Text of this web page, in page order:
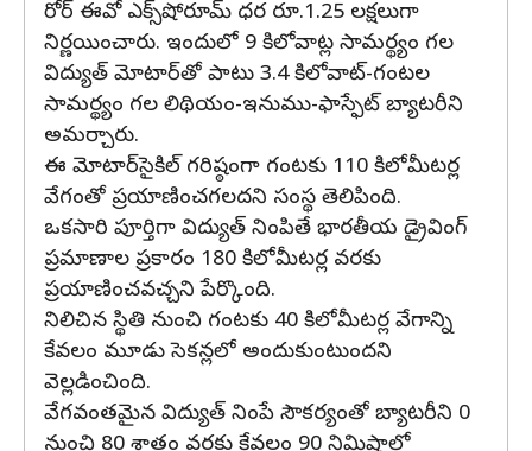
రోర్ ఈవో ఎక్స్‌షోరూమ్ ధర రూ.1.25 లక్షలుగా
నిర్ణయించారు. ఇందులో 9 కిలోవాట్ల సామర్థ్యం గల
విద్యుత్ మోటార్‌తో పాటు 3.4 కిలోవాట్-గంటల
సామర్థ్యం గల లిథియం-ఇనుము-ఫాస్ఫేట్ బ్యాటరీని
అమర్చారు.
ఈ మోటార్‌సైకిల్ గరిష్ఠంగా గంటకు 110 కిలోమీటర్ల
వేగంతో ప్రయాణించగలదని సంస్థ తెలిపింది.
ఒకసారి పూర్తిగా విద్యుత్ నింపితే భారతీయ డ్రైవింగ్
ప్రమాణాల ప్రకారం 180 కిలోమీటర్ల వరకు
ప్రయాణించవచ్చని పేర్కొంది.
నిలిచిన స్థితి నుంచి గంటకు 40 కిలోమీటర్ల వేగాన్ని
కేవలం మూడు సెకన్లలో అందుకుంటుందని
వెల్లడించింది.
వేగవంతమైన విద్యుత్ నింపే సౌకర్యంతో బ్యాటరీని 0